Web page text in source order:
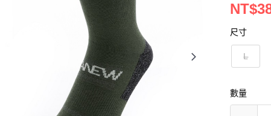
尺寸
L
數量